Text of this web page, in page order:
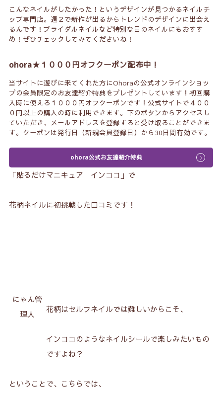
こんなネイルがしたかった！というデザインが見つかるネイルチ
ップ専門店。週２で新作が出るからトレンドのデザインに出会え
るんです！ブライダルネイルなど特別な日のネイルにもおすす
め！ぜひチェックしてみてくださいね！
ohora★１０００円オフクーポン配布中！
当サイトに遊びに来てくれた方にOhoraの公式オンラインショッ
プの会員限定のお友達紹介特典をプレゼントしています！初回購
入時に使える１０００円オフクーポンです！公式サイトで４００
０円以上の購入の時に利用できます。下のボタンからアクセスし
ていただき、メールアドレスを登録すると受け取ることができま
す。クーポンは発行日（新規会員登録日）から30日間有効です。
ohora公式お友達紹介特典
「貼るだけマニキュア インココ」で
花柄ネイルに初挑戦した口コミです！
にゃん管
理人
花柄はセルフネイルでは難しいからこそ、
インココのようなネイルシールで楽しみたいもの
ですよね？
ということで、こちらでは、